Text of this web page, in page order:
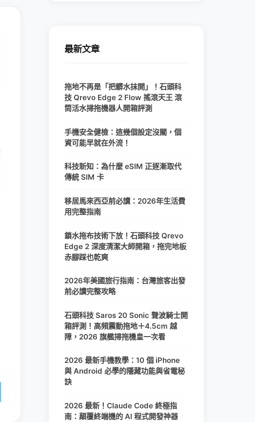
最新文章
拖地不再是「把髒水抹開」！石頭科
技 Qrevo Edge 2 Flow 搖滾天王 滾
筒活水掃拖機器人開箱評測
手機安全健檢：這幾個設定沒關，個
資可能早就在外流！
科技新知：為什麼 eSIM 正逐漸取代
傳統 SIM 卡
移居馬來西亞前必讀：2026年生活費
用完整指南
鎖水拖布技術下放！石頭科技 Qrevo
Edge 2 深度清潔大師開箱，拖完地板
赤腳踩也乾爽
2026年美國旅行指南：台灣旅客出發
前必讀完整攻略
石頭科技 Saros 20 Sonic 聲波騎士開
箱評測！高頻震動拖地＋4.5cm 越
障，2026 旗艦掃拖機皇一次看
2026 最新手機教學：10 個 iPhone
與 Android 必學的隱藏功能與省電秘
訣
2026 最新！Claude Code 終極指
南：顛覆終端機的 AI 程式開發神器